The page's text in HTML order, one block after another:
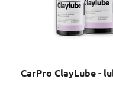
CarPro ClayLube -